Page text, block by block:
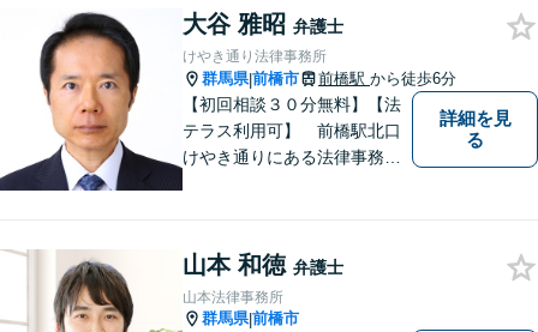
自主性を尊重し、的確に対応
致します。
大谷 雅昭 弁護士
けやき通り法律事務所
群馬県|前橋市 前橋駅 から徒歩6分
【初回相談３０分無料】【法
テラス利用可】 前橋駅北口
けやき通りにある法律事務所
詳細を見
る
山本 和徳 弁護士
山本法律事務所
群馬県|前橋市